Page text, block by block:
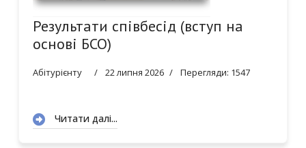
Результати співбесід (вступ на
основі БСО)
Абітурієнту 22 липня 2026 Перегляди: 1547
Читати далі...